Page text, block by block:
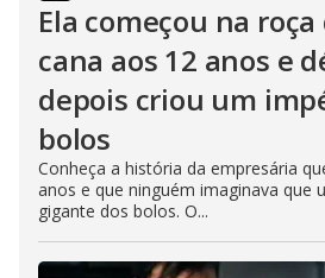
Ela começou na
cana aos 12 anos e
depois criou um
bolos
Conheça a história da empresária
anos e que ninguém imaginava que
gigante dos bolos. O...